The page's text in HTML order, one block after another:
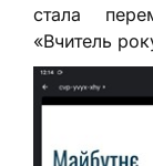
стала
«Вчитель